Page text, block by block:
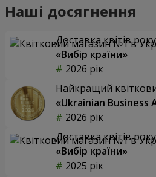
Наші досягнення
Доставка квітів
«Вибір країни»
2026 рік
Найкращий
«Ukrainian Business
2026 рік
Доставка квітів
«Вибір країни»
2025 рік